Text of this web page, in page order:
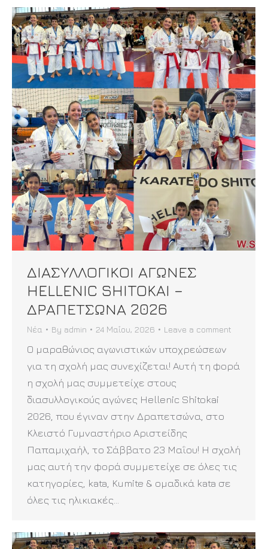
ΔΙΑΣΥΛΛΟΓΙΚΟΙ ΑΓΩΝΕΣ
HELLENIC SHITOKAI –
ΔΡΑΠΕΤΣΩΝΑ 2026
Νέα By admin 24 Μαΐου, 2026 Leave a comment
Ο μαραθώνιος αγωνιστικών υποχρεώσεων
για τη σχολή μας συνεχίζεται! Αυτή τη φορά
η σχολή μας συμμετείχε στους
διασυλλογικούς αγώνες Hellenic Shitokai
2026, που έγιναν στην Δραπετσώνα, στο
Κλειστό Γυμναστήριο Αριστείδης
Παπαμιχαήλ, το Σάββατο 23 Μαΐου! Η σχολή
μας αυτή την φορά συμμετείχε σε όλες τις
κατηγορίες, kata, Kumite & ομαδικά kata σε
όλες τις ηλικιακές…